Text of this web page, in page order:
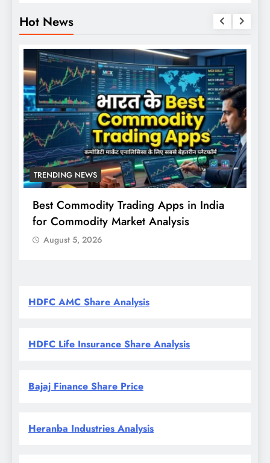
Hot News
TRENDING NEWS
Best Commodity Trading Apps in India
for Commodity Market Analysis
August 5, 2026
HDFC AMC Share Analysis
HDFC Life Insurance Share Analysis
Bajaj Finance Share Price
Heranba Industries Analysis